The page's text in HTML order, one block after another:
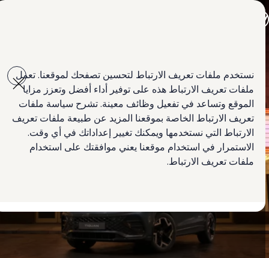
نستخدم ملفات تعريف الارتباط لتحسين تصفحك لموقعنا. تعمل
ملفات تعريف الارتباط هذه على توفير أداء أفضل وتعزز مزايا
الموقع وتساعد في تفعيل وظائف معينة. تشرح سياسة ملفات
تعريف الارتباط الخاصة بموقعنا المزيد عن طبيعة ملفات تعريف
الارتباط التي نستخدمها ويمكنك تغيير إعداداتك في أي وقت.
الاستمرار في استخدام موقعنا يعني موافقتك على استخدام
ملفات تعريف الارتباط.
main
content
footer
تي روك
تيغوان
تيرامونت
طوارق
أماروك الجديدة
كادي كارغو
كرافتر
العروض
السيارات المستعملة
لمالكي وأصحاب السيارة